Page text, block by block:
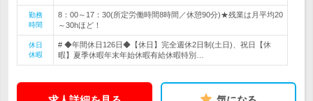
勤務
時間
8：00～17：30(所定労働時間8時間／休憩90分)★残業は月平均20
～30hほど！
休日
休暇
# ◆年間休日126日◆【休日】完全週休2日制(土日)、祝日【休
暇】夏季休暇年末年始休暇有給休暇特別…